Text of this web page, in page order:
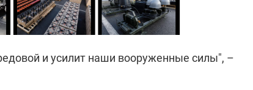
и усилит наши вооруженные силы", –